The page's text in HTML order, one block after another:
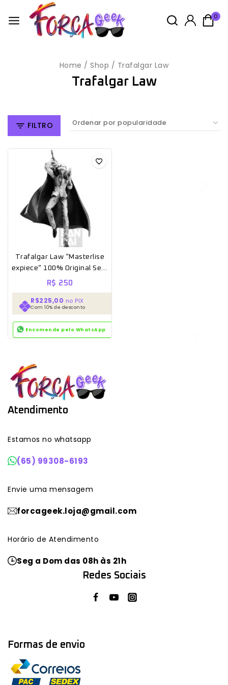
0
Home / Shop / Trafalgar Law
Trafalgar Law
FILTRO
Trafalgar Law “Masterlise
expiece” 100% Original Sem
caixa
R$ 250
R$225,00 no PIX
Com 10% de desconto
Encomende pelo WhatsApp
Atendimento
Estamos no whatsapp
(65) 99308-6193
Envie uma mensagem
forcageek.loja@gmail.com
Horário de Atendimento
Seg a Dom das 08h às 21h
Redes Sociais
Formas de envio